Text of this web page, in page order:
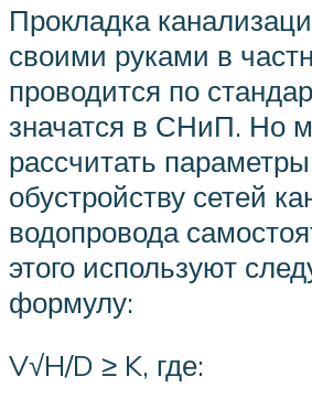
Прокладка
своими руками в
проводится по
значатся в СНиП. Но
рассчитать
обустройству сетей
водопровода
этого используют
формулу:
V√H/D ≥ K, где: